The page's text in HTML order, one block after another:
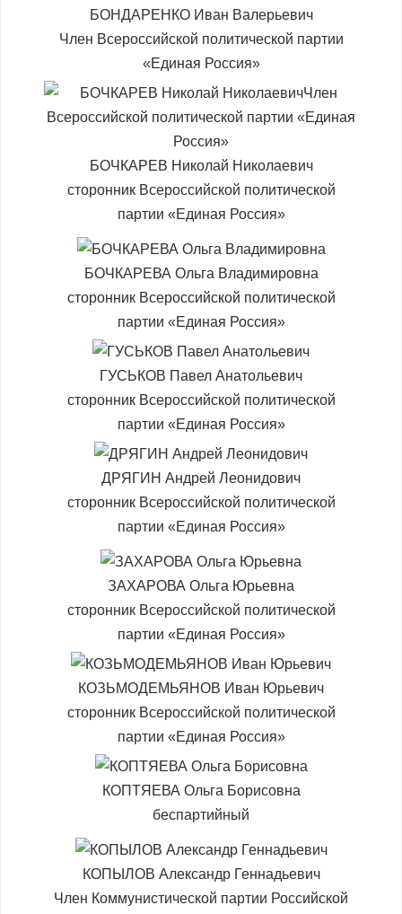
БОНДАРЕНКО Иван Валерьевич
Член Всероссийской политической партии
«Единая Россия»
БОЧКАРЕВ Николай Николаевич
сторонник Всероссийской политической
партии «Единая Россия»
БОЧКАРЕВА Ольга Владимировна
сторонник Всероссийской политической
партии «Единая Россия»
ГУСЬКОВ Павел Анатольевич
сторонник Всероссийской политической
партии «Единая Россия»
ДРЯГИН Андрей Леонидович
сторонник Всероссийской политической
партии «Единая Россия»
ЗАХАРОВА Ольга Юрьевна
сторонник Всероссийской политической
партии «Единая Россия»
КОЗЬМОДЕМЬЯНОВ Иван Юрьевич
сторонник Всероссийской политической
партии «Единая Россия»
КОПТЯЕВА Ольга Борисовна
беспартийный
КОПЫЛОВ Александр Геннадьевич
Член Коммунистической партии Российской